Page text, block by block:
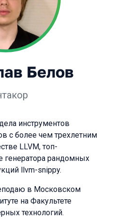
Белов
инструментов
с более чем трехлетним
LLVM, топ-
генератора рандомных
llvm-snippy.
в Московском
на Факультете
технологий.